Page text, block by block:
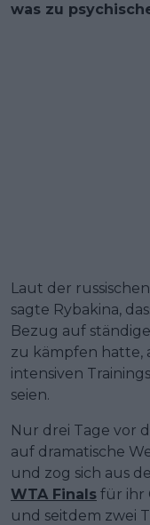
was zu
Laut der
sagte Rybakina,
Bezug auf
zu kämpfen hatte,
intensiven
seien.
Nur drei Tage vor
auf dramatische
und zog sich aus
WTA Finals für ihr
und seitdem zwei